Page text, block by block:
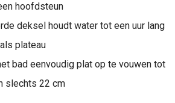
hoofdsteun
deksel houdt water tot een uur lang
plateau
bad eenvoudig plat op te vouwen tot
slechts 22 cm